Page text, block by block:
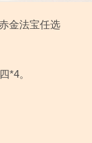
金法宝任选
*4。